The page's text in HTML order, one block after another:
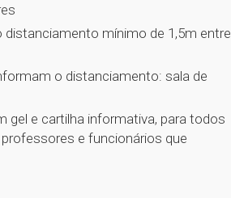
distanciamento mínimo de 1,5m entre
o distanciamento: sala de
gel e cartilha informativa, para todos
e funcionários que